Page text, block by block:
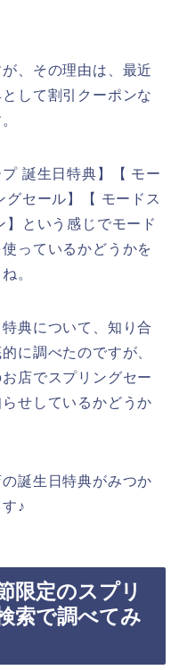
、その理由は、最近
して割引クーポンな
誕生日特典】【 モー
グセール】【 モードス
という感じでモード
っているかどうかを
。
典について、知り合
に調べたのですが、
店でスプリングセー
せしているかどうか
誕生日特典がみつか
♪
限定のスプリ
索で調べてみ